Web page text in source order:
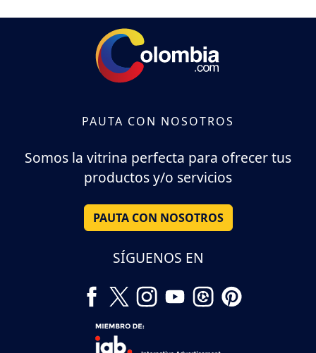
PAUTA CON NOSOTROS
Somos la vitrina perfecta para ofrecer tus
productos y/o servicios
PAUTA CON NOSOTROS
SÍGUENOS EN